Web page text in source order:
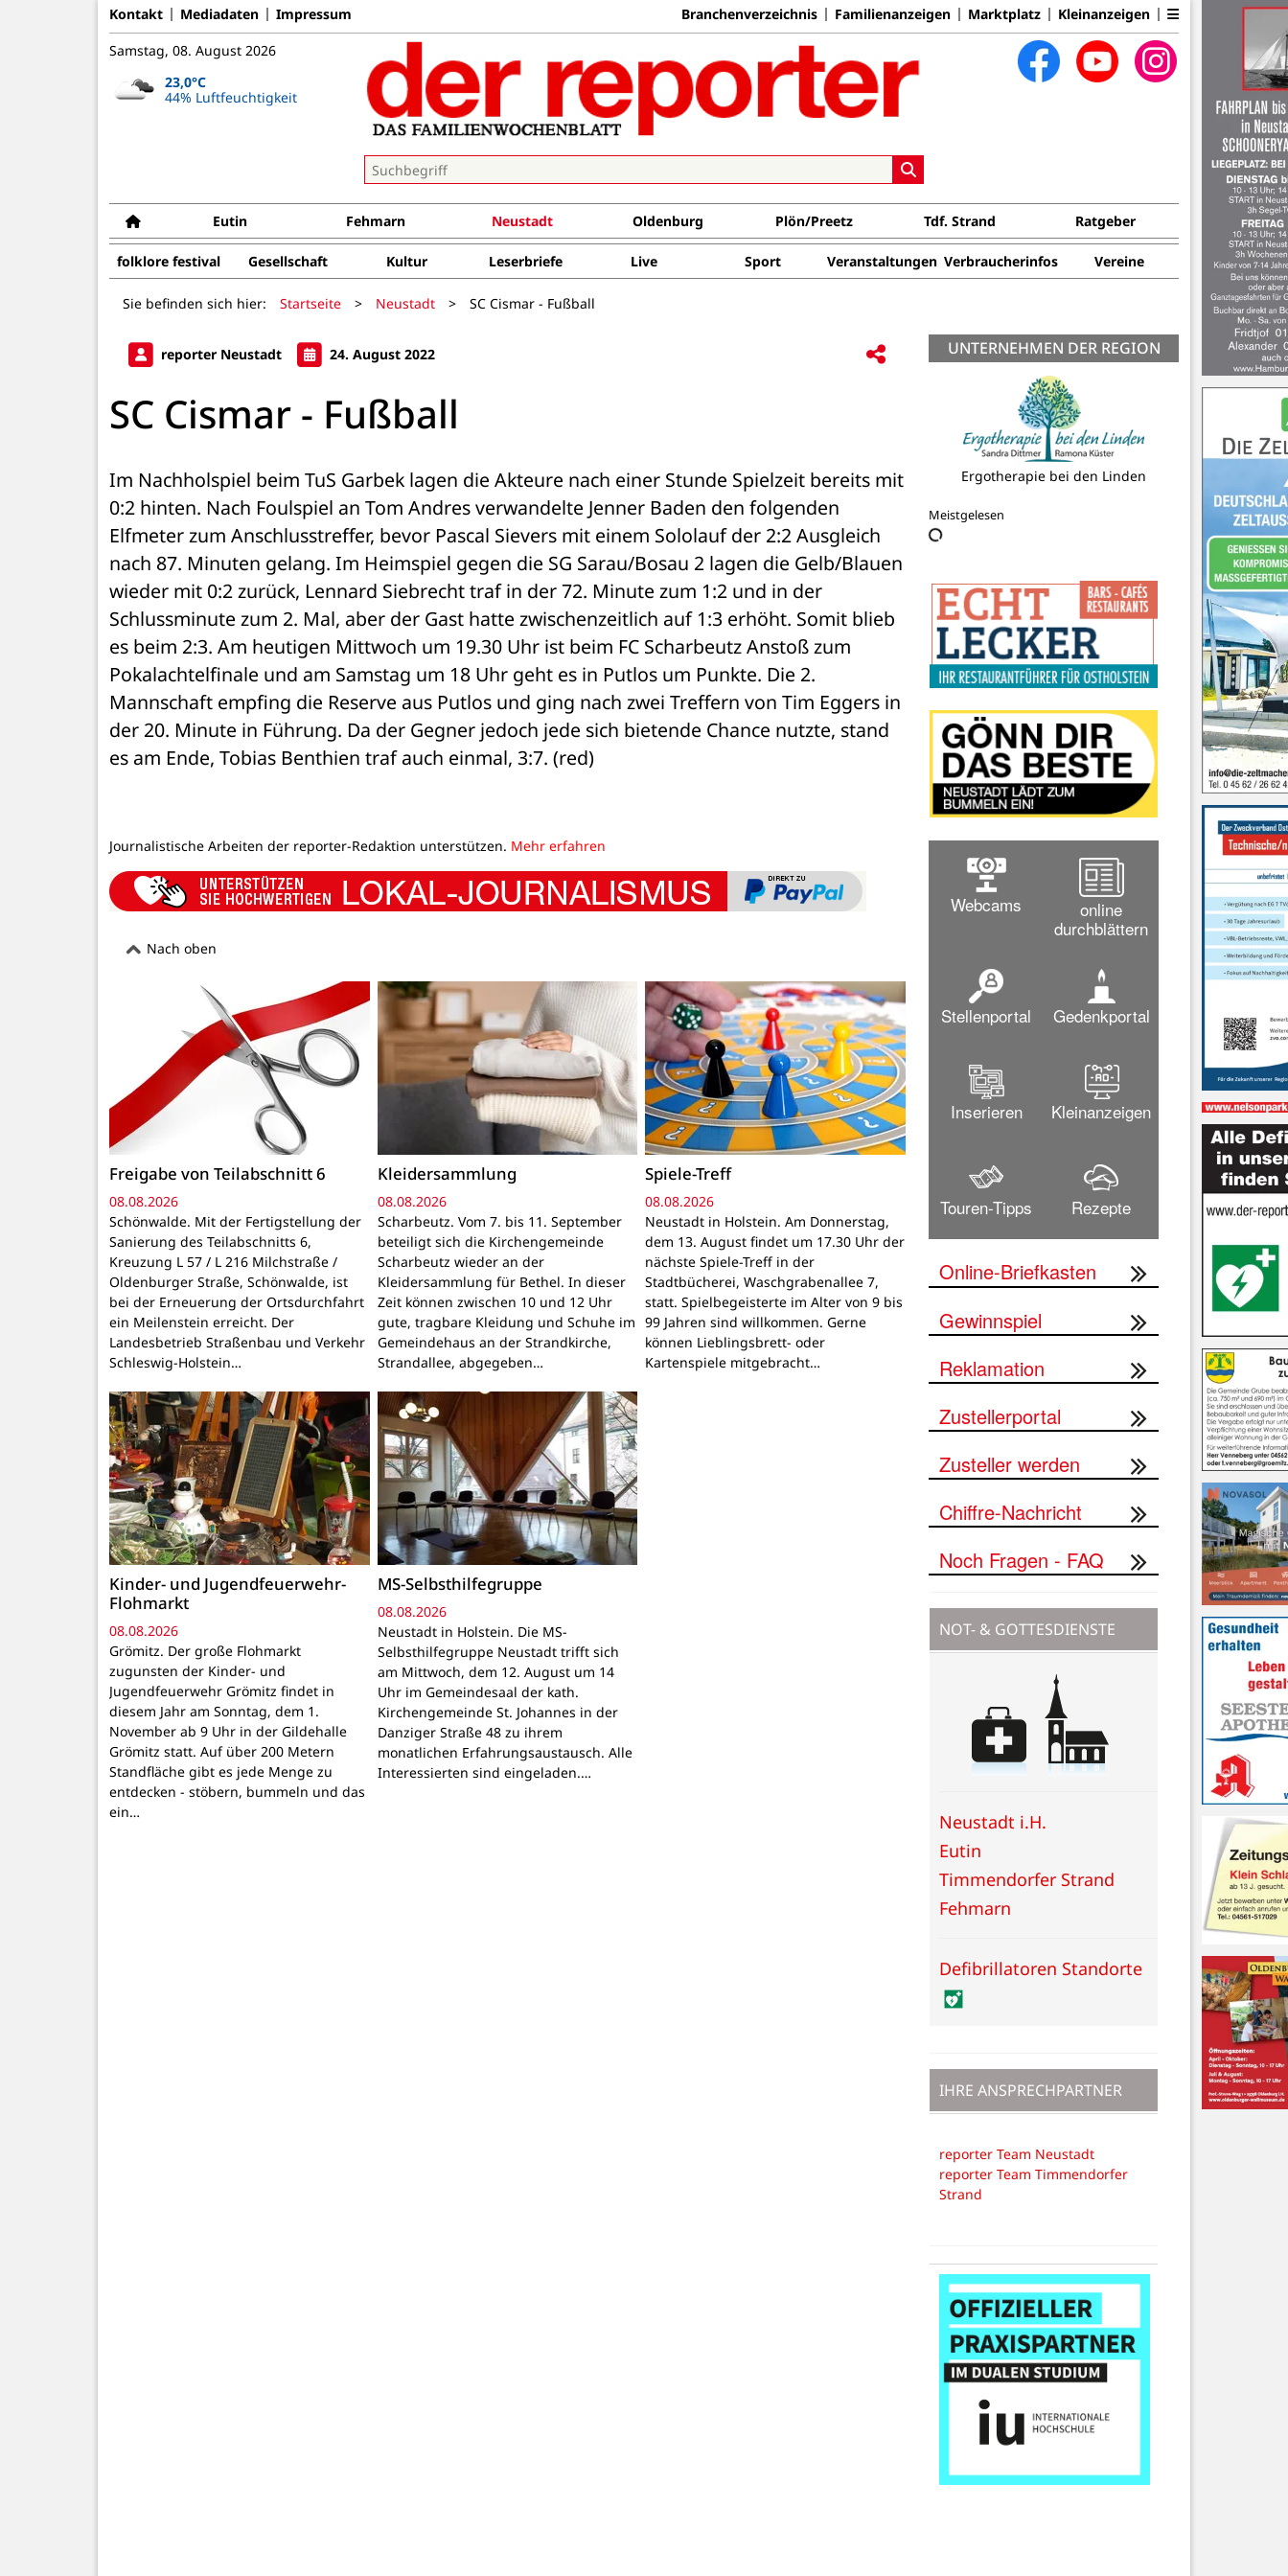
Kontakt Mediadaten Impressum Branchenverzeichnis Familienanzeigen Marktplatz Kleinanzeigen
Samstag, 08. August 2026
23,0°C
44% Luftfeuchtigkeit
Eutin Fehmarn Neustadt Oldenburg Plön/Preetz Tdf. Strand Ratgeber
folklore festival Gesellschaft Kultur Leserbriefe Live Sport Veranstaltungen Verbraucherinfos Vereine
Sie befinden sich hier: Startseite > Neustadt > SC Cismar - Fußball
reporter Neustadt 24. August 2022
SC Cismar - Fußball
Im Nachholspiel beim TuS Garbek lagen die Akteure nach einer Stunde Spielzeit bereits mit
0:2 hinten. Nach Foulspiel an Tom Andres verwandelte Jenner Baden den folgenden
Elfmeter zum Anschlusstreffer, bevor Pascal Sievers mit einem Sololauf der 2:2 Ausgleich
nach 87. Minuten gelang. Im Heimspiel gegen die SG Sarau/Bosau 2 lagen die Gelb/Blauen
wieder mit 0:2 zurück, Lennard Siebrecht traf in der 72. Minute zum 1:2 und in der
Schlussminute zum 2. Mal, aber der Gast hatte zwischenzeitlich auf 1:3 erhöht. Somit blieb
es beim 2:3. Am heutigen Mittwoch um 19.30 Uhr ist beim FC Scharbeutz Anstoß zum
Pokalachtelfinale und am Samstag um 18 Uhr geht es in Putlos um Punkte. Die 2.
Mannschaft empfing die Reserve aus Putlos und ging nach zwei Treffern von Tim Eggers in
der 20. Minute in Führung. Da der Gegner jedoch jede sich bietende Chance nutzte, stand
es am Ende, Tobias Benthien traf auch einmal, 3:7. (red)
Journalistische Arbeiten der reporter-Redaktion unterstützen. Mehr erfahren
Nach oben
Freigabe von Teilabschnitt 6
08.08.2026
Schönwalde. Mit der Fertigstellung der
Sanierung des Teilabschnitts 6,
Kreuzung L 57 / L 216 Milchstraße /
Oldenburger Straße, Schönwalde, ist
bei der Erneuerung der Ortsdurchfahrt
ein Meilenstein erreicht. Der
Landesbetrieb Straßenbau und Verkehr
Schleswig-Holstein…
Kleidersammlung
08.08.2026
Scharbeutz. Vom 7. bis 11. September
beteiligt sich die Kirchengemeinde
Scharbeutz wieder an der
Kleidersammlung für Bethel. In dieser
Zeit können zwischen 10 und 12 Uhr
gute, tragbare Kleidung und Schuhe im
Gemeindehaus an der Strandkirche,
Strandallee, abgegeben…
Spiele-Treff
08.08.2026
Neustadt in Holstein. Am Donnerstag,
dem 13. August findet um 17.30 Uhr der
nächste Spiele-Treff in der
Stadtbücherei, Waschgrabenallee 7,
statt. Spielbegeisterte im Alter von 9 bis
99 Jahren sind willkommen. Gerne
können Lieblingsbrett- oder
Kartenspiele mitgebracht…
Kinder- und Jugendfeuerwehr-
Flohmarkt
08.08.2026
Grömitz. Der große Flohmarkt
zugunsten der Kinder- und
Jugendfeuerwehr Grömitz findet in
diesem Jahr am Sonntag, dem 1.
November ab 9 Uhr in der Gildehalle
Grömitz statt. Auf über 200 Metern
Standfläche gibt es jede Menge zu
entdecken - stöbern, bummeln und das
ein…
MS-Selbsthilfegruppe
08.08.2026
Neustadt in Holstein. Die MS-
Selbsthilfegruppe Neustadt trifft sich
am Mittwoch, dem 12. August um 14
Uhr im Gemeindesaal der kath.
Kirchengemeinde St. Johannes in der
Danziger Straße 48 zu ihrem
monatlichen Erfahrungsaustausch. Alle
Interessierten sind eingeladen.…
UNTERNEHMEN DER REGION
Ergotherapie bei den Linden
Meistgelesen
Webcams
online
durchblättern
Stellenportal Gedenkportal
Inserieren Kleinanzeigen
Touren-Tipps Rezepte
Online-Briefkasten
Gewinnspiel
Reklamation
Zustellerportal
Zusteller werden
Chiffre-Nachricht
Noch Fragen - FAQ
NOT- & GOTTESDIENSTE
Neustadt i.H.
Eutin
Timmendorfer Strand
Fehmarn
Defibrillatoren Standorte
IHRE ANSPRECHPARTNER
reporter Team Neustadt
reporter Team Timmendorfer
Strand